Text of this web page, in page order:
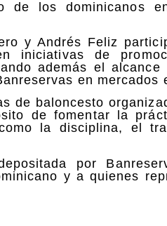
de los dominicanos
y Andrés Feliz
iniciativas de
además el
en mercados
de baloncesto
de fomentar la
la disciplina, el
por
y a quienes